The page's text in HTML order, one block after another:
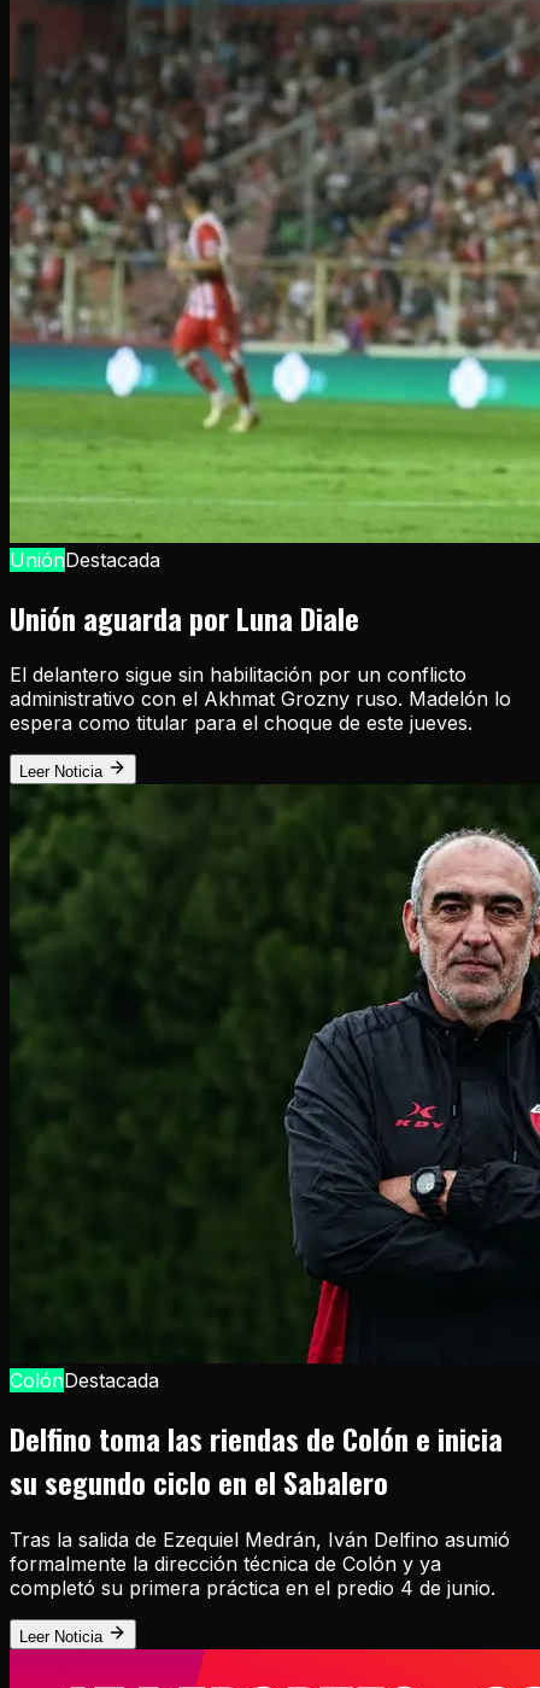
UniónDestacada
Unión aguarda por Luna Diale
El delantero sigue sin habilitación por un conflicto
administrativo con el Akhmat Grozny ruso. Madelón lo
espera como titular para el choque de este jueves.
Leer Noticia
ColónDestacada
Delfino toma las riendas de Colón e inicia
su segundo ciclo en el Sabalero
Tras la salida de Ezequiel Medrán, Iván Delfino asumió
formalmente la dirección técnica de Colón y ya
completó su primera práctica en el predio 4 de junio.
Leer Noticia